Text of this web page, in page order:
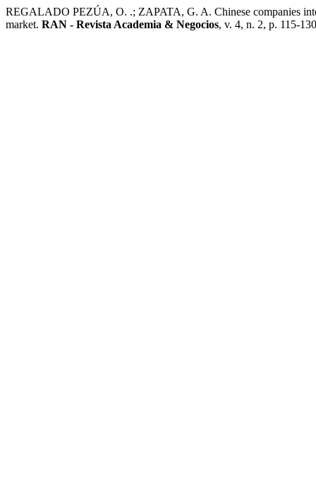
REGALADO PEZÚA, O. .; ZAPATA, G. A. Chinese companies
market. RAN - Revista Academia & Negocios, v. 4, n. 2, p. 115-